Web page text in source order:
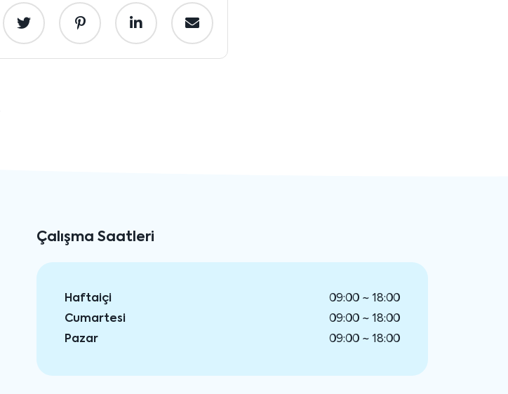
Çalışma Saatleri
Haftaiçi
09:00 ~ 18:00
Cumartesi
09:00 ~ 18:00
Pazar
09:00 ~ 18:00